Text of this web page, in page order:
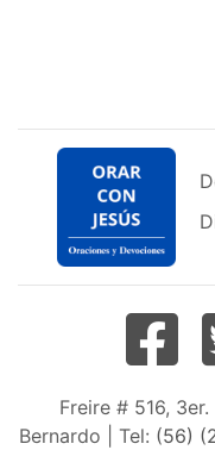
Freire # 516,
Bernardo | Tel: (56)